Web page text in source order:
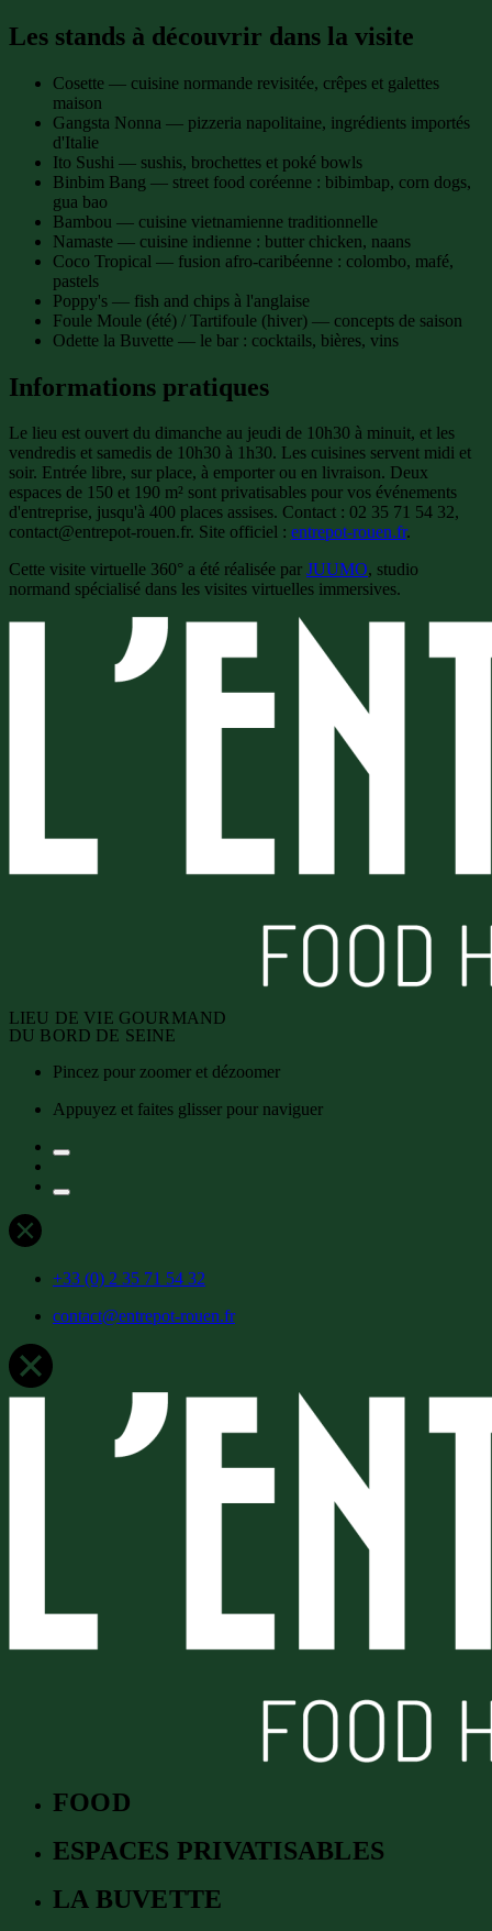
Les stands à découvrir dans la visite
Cosette — cuisine normande revisitée, crêpes et galettes
maison
Gangsta Nonna — pizzeria napolitaine, ingrédients importés
d'Italie
Ito Sushi — sushis, brochettes et poké bowls
Binbim Bang — street food coréenne : bibimbap, corn dogs,
gua bao
Bambou — cuisine vietnamienne traditionnelle
Namaste — cuisine indienne : butter chicken, naans
Coco Tropical — fusion afro-caribéenne : colombo, mafé,
pastels
Poppy's — fish and chips à l'anglaise
Foule Moule (été) / Tartifoule (hiver) — concepts de saison
Odette la Buvette — le bar : cocktails, bières, vins
Informations pratiques
Le lieu est ouvert du dimanche au jeudi de 10h30 à minuit, et les
vendredis et samedis de 10h30 à 1h30. Les cuisines servent midi et
soir. Entrée libre, sur place, à emporter ou en livraison. Deux
espaces de 150 et 190 m² sont privatisables pour vos événements
d'entreprise, jusqu'à 400 places assises. Contact : 02 35 71 54 32,
contact@entrepot-rouen.fr. Site officiel : entrepot-rouen.fr.
Cette visite virtuelle 360° a été réalisée par JUUMO, studio
normand spécialisé dans les visites virtuelles immersives.
LIEU DE VIE GOURMAND
DU BORD DE SEINE
Pincez pour zoomer et dézoomer
Appuyez et faites glisser pour naviguer
+33 (0) 2 35 71 54 32
contact@entrepot-rouen.fr
FOOD
ESPACES PRIVATISABLES
LA BUVETTE